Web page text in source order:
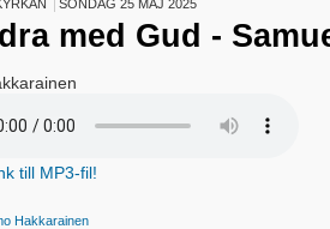
SÖNDAG 25 MAJ 2025
med Gud -
till MP3-fil!
Hakkarainen